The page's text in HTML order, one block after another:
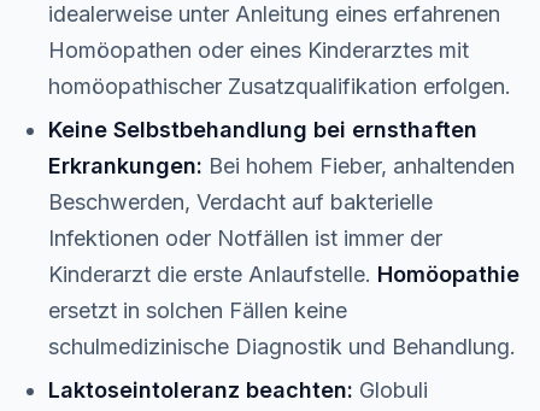
idealerweise unter Anleitung eines erfahrenen
Homöopathen oder eines Kinderarztes mit
homöopathischer Zusatzqualifikation erfolgen.
Keine Selbstbehandlung bei ernsthaften
Erkrankungen: Bei hohem Fieber, anhaltenden
Beschwerden, Verdacht auf bakterielle
Infektionen oder Notfällen ist immer der
Kinderarzt die erste Anlaufstelle. Homöopathie
ersetzt in solchen Fällen keine
schulmedizinische Diagnostik und Behandlung.
Laktoseintoleranz beachten: Globuli